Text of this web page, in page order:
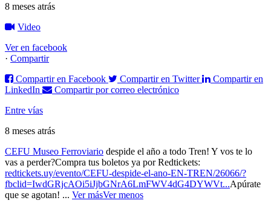
8 meses atrás
Video
Ver en facebook
· Compartir
Compartir en Facebook
Compartir en Twitter
Compartir en
LinkedIn
Compartir por correo electrónico
Entre vías
8 meses atrás
CEFU Museo Ferroviario despide el año a todo Tren! Y vos te lo
vas a perder?Compra tus boletos ya por Redtickets:
redtickets.uy/evento/CEFU-despide-el-ano-EN-TREN/26066/?
fbclid=IwdGRjcAOi5iJjbGNrA6LmFWV4dG4DYWVt...Apúrate
que se agotan! ... Ver másVer menos